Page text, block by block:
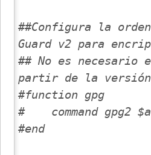
##Configura la orden
Guard v2 para
## No es necesario
partir de la versión
#function gpg
#    command gpg2
#end